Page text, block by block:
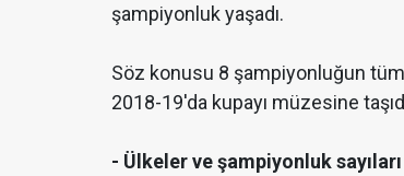
şampiyonluk yaşadı.
Söz konusu 8 şampiyonluğun
2018-19'da kupayı müzesine
- Ülkeler ve şampiyonluk sayıları